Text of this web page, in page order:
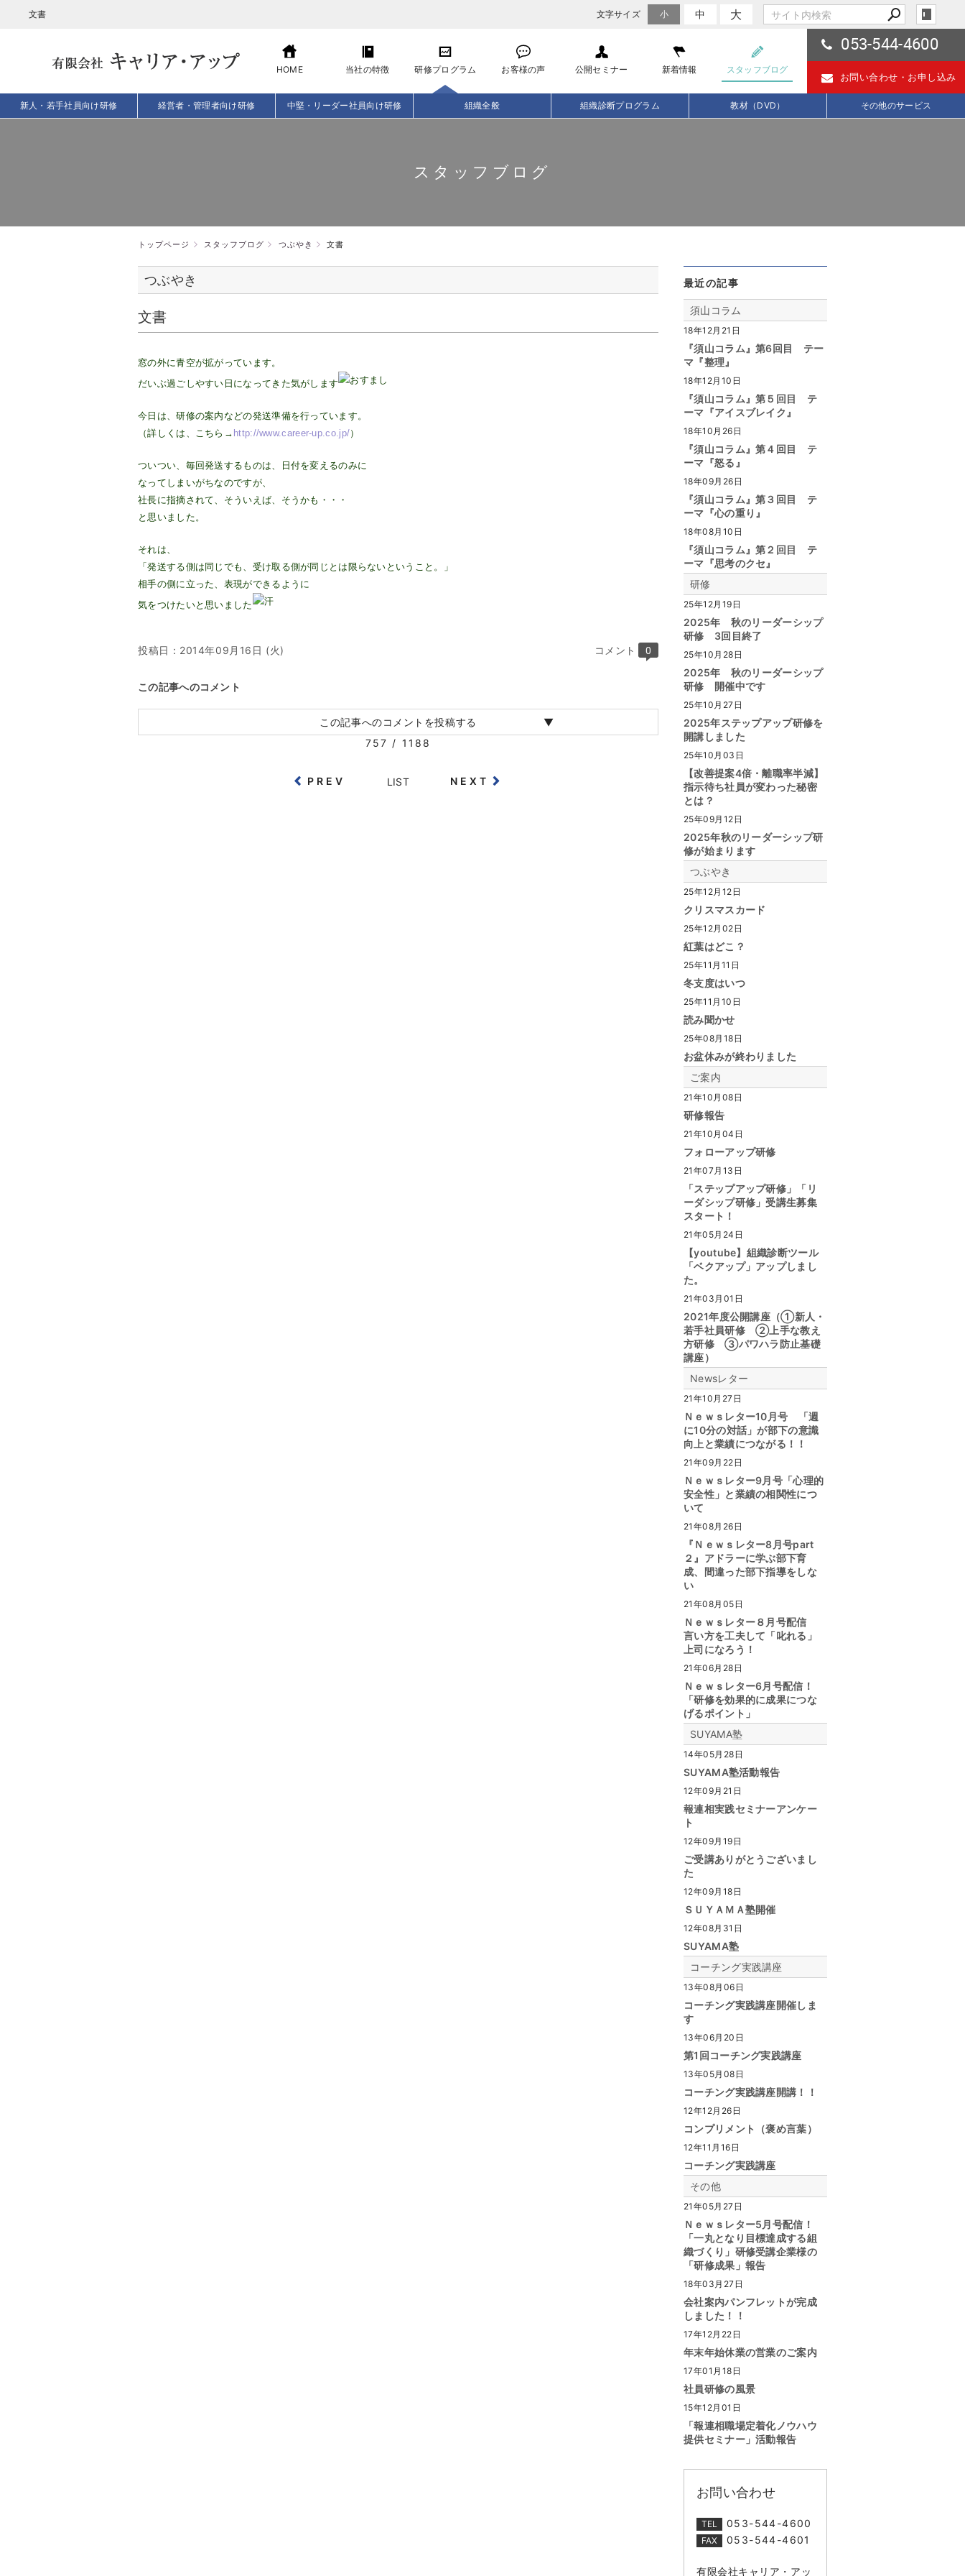
文書 文字サイズ 小 中 大
HOME 当社の特徴 研修プログラム お客様の声 公開セミナー 新着情報 スタッフブログ
053-544-4600
お問い合わせ・ お申し込み
新人・若手社員向け研修 経営者・管理者向け研修 中堅・リーダー社員向け研修 組織全般 組織診断プログラム 教材（DVD） その他のサービス
スタッフブログ
トップページ スタッフブログ つぶやき 文書
つぶやき
文書
窓の外に青空が拡がっています。
だいぶ過ごしやすい日になってきた気がします
今日は、研修の案内などの発送準備を行っています。
（詳しくは、こちら→ http://www.career-up.co.jp/）
ついつい、毎回発送するものは、日付を変えるのみに
なってしまいがちなのですが、
社長に指摘されて、そういえば、そうかも・・・
と思いました。
それは、
「発送する側は同じでも、受け取る側が同じとは限らないということ。」
相手の側に立った、表現ができるように
気をつけたいと思いました
投稿日： 2014年09月16日 (火) コメント 0
この記事へのコメント
この記事へのコメントを投稿する
757 / 1188
PREV LIST NEXT
最近の記事
須山コラム
18年12月21日
『須山コラム』第6回目 テー
マ『整理』
18年12月10日
『須山コラム』第５回目 テ
ーマ『アイスブレイク』
18年10月26日
『須山コラム』第４回目 テ
ーマ『怒る』
18年09月26日
『須山コラム』第３回目 テ
ーマ『心の重り』
18年08月10日
『須山コラム』第２回目 テ
ーマ『思考のクセ』
研修
25年12月19日
2025年 秋のリーダーシップ
研修 3回目終了
25年10月28日
2025年 秋のリーダーシップ
研修 開催中です
25年10月27日
2025年ステップアップ研修を
開講しました
25年10月03日
【改善提案4倍・離職率半減】
指示待ち社員が変わった秘密
とは？
25年09月12日
2025年秋のリーダーシップ研
修が始まります
つぶやき
25年12月12日
クリスマスカード
25年12月02日
紅葉はどこ？
25年11月11日
冬支度はいつ
25年11月10日
読み聞かせ
25年08月18日
お盆休みが終わりました
ご案内
21年10月08日
研修報告
21年10月04日
フォローアップ研修
21年07月13日
「ステップアップ研修」「リ
ーダシップ研修」受講生募集
スタート！
21年05月24日
【youtube】組織診断ツール
「ベクアップ」アップしまし
た。
21年03月01日
2021年度公開講座（①新人・
若手社員研修 ②上手な教え
方研修 ③パワハラ防止基礎
講座）
Newsレター
21年10月27日
Ｎｅｗｓレター10月号 「週
に10分の対話」が部下の意識
向上と業績につながる！！
21年09月22日
Ｎｅｗｓレター9月号「心理的
安全性」と業績の相関性につ
いて
21年08月26日
『Ｎｅｗｓレター8月号part
２』アドラーに学ぶ部下育
成、間違った部下指導をしな
い
21年08月05日
Ｎｅｗｓレター８月号配信
言い方を工夫して「叱れる」
上司になろう！
21年06月28日
Ｎｅｗｓレター6月号配信！
「研修を効果的に成果につな
げるポイント」
SUYAMA塾
14年05月28日
SUYAMA塾活動報告
12年09月21日
報連相実践セミナーアンケー
ト
12年09月19日
ご受講ありがとうございまし
た
12年09月18日
ＳＵＹＡＭＡ塾開催
12年08月31日
SUYAMA塾
コーチング実践講座
13年08月06日
コーチング実践講座開催しま
す
13年06月20日
第1回コーチング実践講座
13年05月08日
コーチング実践講座開講！！
12年12月26日
コンプリメント（褒め言葉）
12年11月16日
コーチング実践講座
その他
21年05月27日
Ｎｅｗｓレター5月号配信！
「一丸となり目標達成する組
織づくり」研修受講企業様の
「研修成果」報告
18年03月27日
会社案内パンフレットが完成
しました！！
17年12月22日
年末年始休業の営業のご案内
17年01月18日
社員研修の風景
15年12月01日
「報連相職場定着化ノウハウ
提供セミナー」活動報告
お問い合わせ
TEL 053-544-4600
FAX 053-544-4601
有限会社キャリア・アッ